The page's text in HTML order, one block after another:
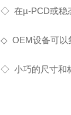
◇ 在µ-PCD或稳
◇ OEM设备可以
◇ 小巧的尺寸和